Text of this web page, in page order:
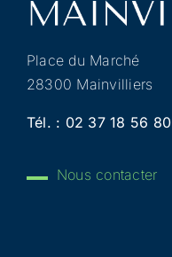
Place du Marché
28300 Mainvilliers
Tél. : 02 37 18 56 80
Nous contacter